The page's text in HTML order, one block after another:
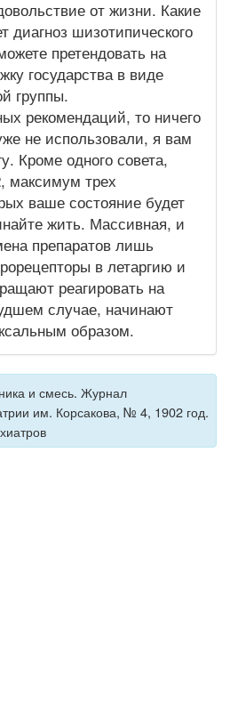
от жизни. Какие
диагноз шизотипического
претендовать на
государства в виде
группы.
рекомендаций, то ничего
не использовали, я вам
Кроме одного совета,
максимум трех
ваше состояние будет
жить. Массивная, и
препаратов лишь
в летаргию и
реагировать на
случае, начинают
образом.
и смесь. Журнал
им. Корсакова, № 4, 1902 год.